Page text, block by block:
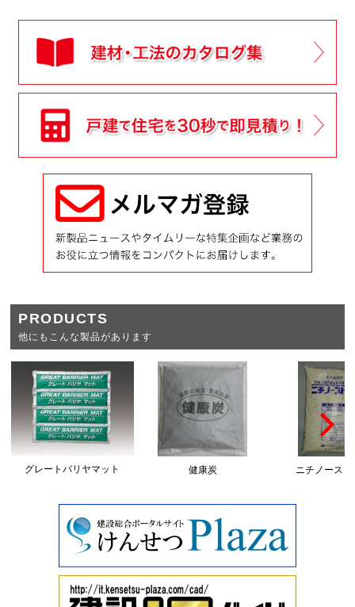
PRODUCTS
他にもこんな製品があります
グレートバリヤマット 健康炭 ニチノースト